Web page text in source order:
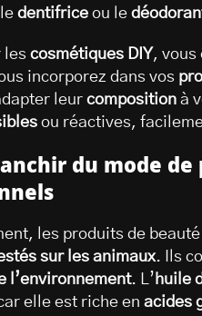
dentifrice ou le
les cosmétiques DIY, vous
incorporez dans vos
leur composition à
ou réactives,
du mode
les produits de
sur les animaux. Ils
l’environnement. L’ huile
elle est riche en acides